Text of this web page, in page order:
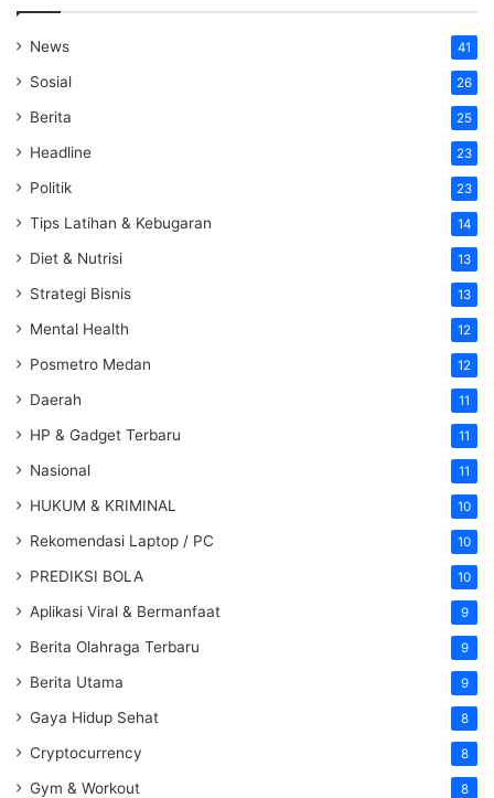
News 41
Sosial 26
Berita 25
Headline 23
Politik 23
Tips Latihan & Kebugaran 14
Diet & Nutrisi 13
Strategi Bisnis 13
Mental Health 12
Posmetro Medan 12
Daerah 11
HP & Gadget Terbaru 11
Nasional 11
HUKUM & KRIMINAL 10
Rekomendasi Laptop / PC 10
PREDIKSI BOLA 10
Aplikasi Viral & Bermanfaat 9
Berita Olahraga Terbaru 9
Berita Utama 9
Gaya Hidup Sehat 8
Cryptocurrency 8
Gym & Workout 8